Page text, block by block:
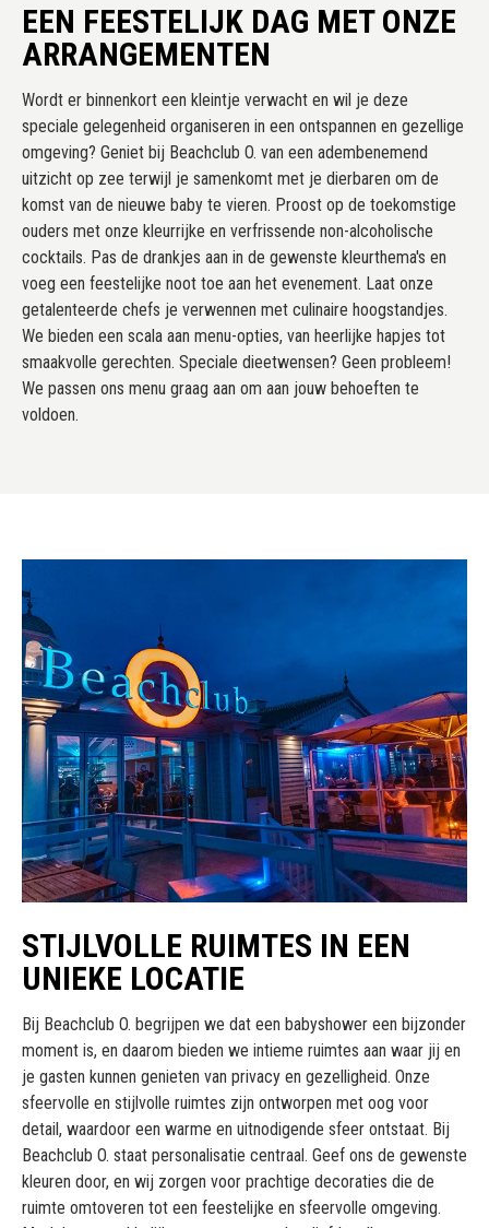
EEN FEESTELIJK DAG MET ONZE
ARRANGEMENTEN
Wordt er binnenkort een kleintje verwacht en wil je deze
speciale gelegenheid organiseren in een ontspannen en gezellige
omgeving? Geniet bij Beachclub O. van een adembenemend
uitzicht op zee terwijl je samenkomt met je dierbaren om de
komst van de nieuwe baby te vieren. Proost op de toekomstige
ouders met onze kleurrijke en verfrissende non-alcoholische
cocktails. Pas de drankjes aan in de gewenste kleurthema's en
voeg een feestelijke noot toe aan het evenement. Laat onze
getalenteerde chefs je verwennen met culinaire hoogstandjes.
We bieden een scala aan menu-opties, van heerlijke hapjes tot
smaakvolle gerechten. Speciale dieetwensen? Geen probleem!
We passen ons menu graag aan om aan jouw behoeften te
voldoen.
STIJLVOLLE RUIMTES IN EEN
UNIEKE LOCATIE
Bij Beachclub O. begrijpen we dat een babyshower een bijzonder
moment is, en daarom bieden we intieme ruimtes aan waar jij en
je gasten kunnen genieten van privacy en gezelligheid. Onze
sfeervolle en stijlvolle ruimtes zijn ontworpen met oog voor
detail, waardoor een warme en uitnodigende sfeer ontstaat. Bij
Beachclub O. staat personalisatie centraal. Geef ons de gewenste
kleuren door, en wij zorgen voor prachtige decoraties die de
ruimte omtoveren tot een feestelijke en sfeervolle omgeving.